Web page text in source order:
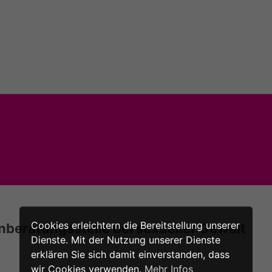
Cookies erleichtern die Bereitstellung unserer
Dienste. Mit der Nutzung unserer Dienste
erklären Sie sich damit einverstanden, dass
wir Cookies verwenden. Mehr Infos
bei sexueller Gewalt